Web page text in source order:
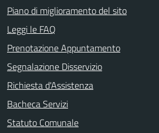
Piano di miglioramento del sito
Leggi le FAQ
Prenotazione Appuntamento
Segnalazione Disservizio
Richiesta d'Assistenza
Bacheca Servizi
Statuto Comunale